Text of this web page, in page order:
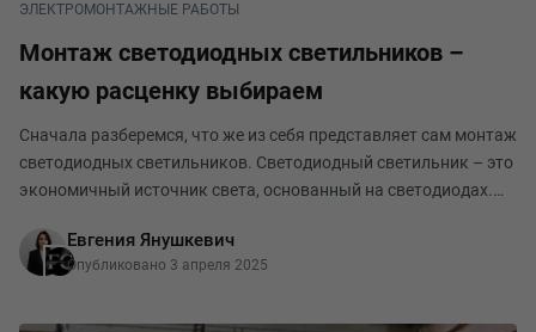
ЭЛЕКТРОМОНТАЖНЫЕ РАБОТЫ
Монтаж светодиодных светильников –
какую расценку выбираем
Сначала разберемся, что же из себя представляет сам монтаж
светодиодных светильников. Светодиодный светильник – это
экономичный источник света, основанный на светодиодах.
декоративного освещения. Конструктивн
Евгения Янушкевич
Опубликовано 3 апреля 2025